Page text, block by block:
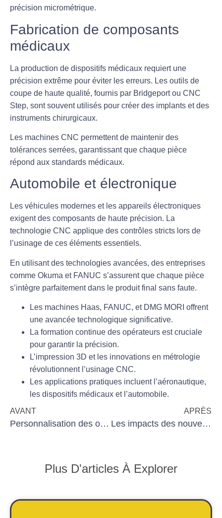
précision micrométrique.
Fabrication de composants
médicaux
La production de dispositifs médicaux requiert une
précision extrême pour éviter les erreurs. Les outils de
coupe de haute qualité, fournis par Bridgeport ou CNC
Step, sont souvent utilisés pour créer des implants et des
instruments chirurgicaux.
Les machines CNC permettent de maintenir des
tolérances serrées, garantissant que chaque pièce
répond aux standards médicaux.
Automobile et électronique
Les véhicules modernes et les appareils électroniques
exigent des composants de haute précision. La
technologie CNC applique des contrôles stricts lors de
l’usinage de ces éléments essentiels.
En utilisant des technologies avancées, des entreprises
comme Okuma et FANUC s’assurent que chaque pièce
s’intègre parfaitement dans le produit final sans faute.
Les machines Haas, FANUC, et DMG MORI offrent
une avancée technologique significative.
La formation continue des opérateurs est cruciale
pour garantir la précision.
L’impression 3D et les innovations en métrologie
révolutionnent l’usinage CNC.
Les applications pratiques incluent l’aéronautique,
les dispositifs médicaux et l’automobile.
AVANT
Personnalisation des outils de précision en usinage
APRÈS
Les impacts des nouvelles législations sur l’usinage
Plus D'articles À Explorer